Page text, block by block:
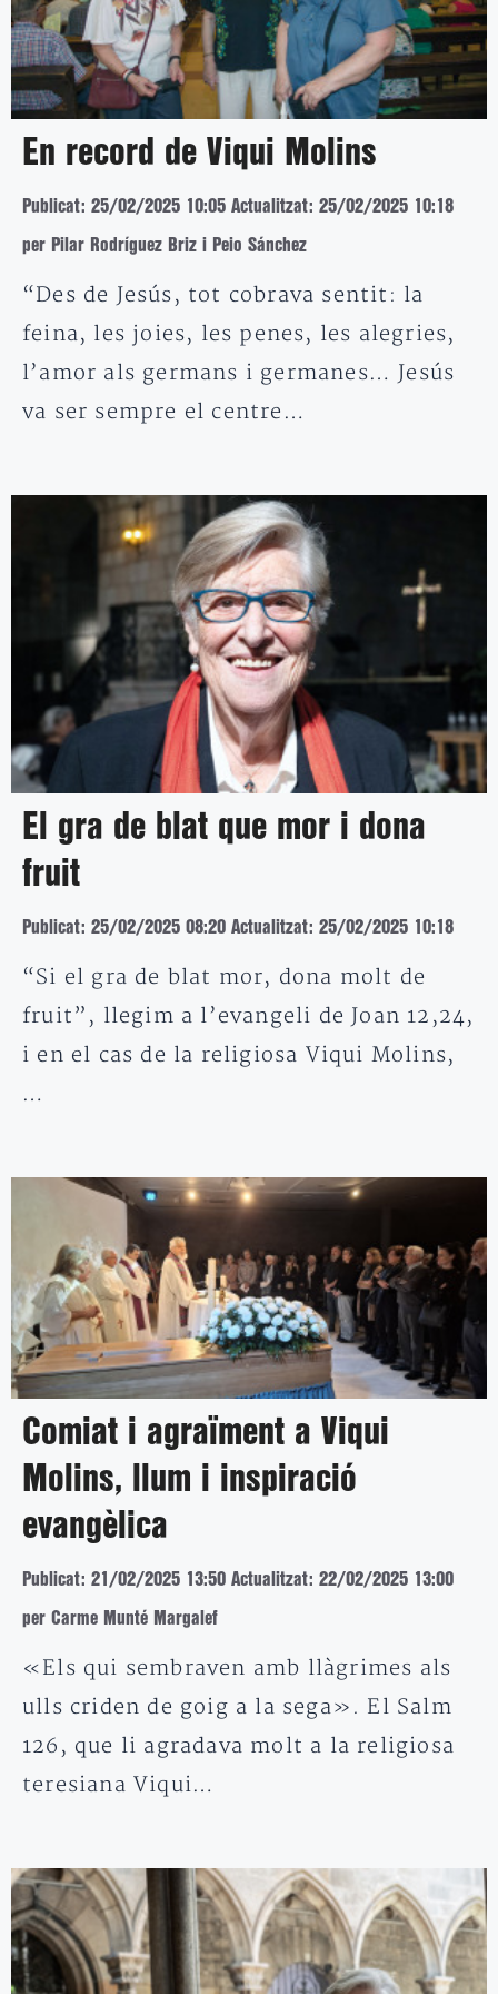
En record de Viqui Molins
Publicat: 25/02/2025 10:05 Actualitzat: 25/02/2025 10:18
per Pilar Rodríguez Briz i Peio Sánchez
“Des de Jesús, tot cobrava sentit: la
feina, les joies, les penes, les alegries,
l’amor als germans i germanes… Jesús
va ser sempre el centre…
El gra de blat que mor i dona
fruit
Publicat: 25/02/2025 08:20 Actualitzat: 25/02/2025 10:18
“Si el gra de blat mor, dona molt de
fruit”, llegim a l’evangeli de Joan 12,24,
i en el cas de la religiosa Viqui Molins,
…
Comiat i agraïment a Viqui
Molins, llum i inspiració
evangèlica
Publicat: 21/02/2025 13:50 Actualitzat: 22/02/2025 13:00
per Carme Munté Margalef
«Els qui sembraven amb llàgrimes als
ulls criden de goig a la sega». El Salm
126, que li agradava molt a la religiosa
teresiana Viqui…